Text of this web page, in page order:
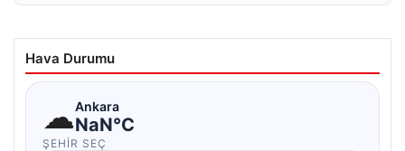
Hava Durumu
☁Ankara
NaN°C
ŞEHIR SEÇ